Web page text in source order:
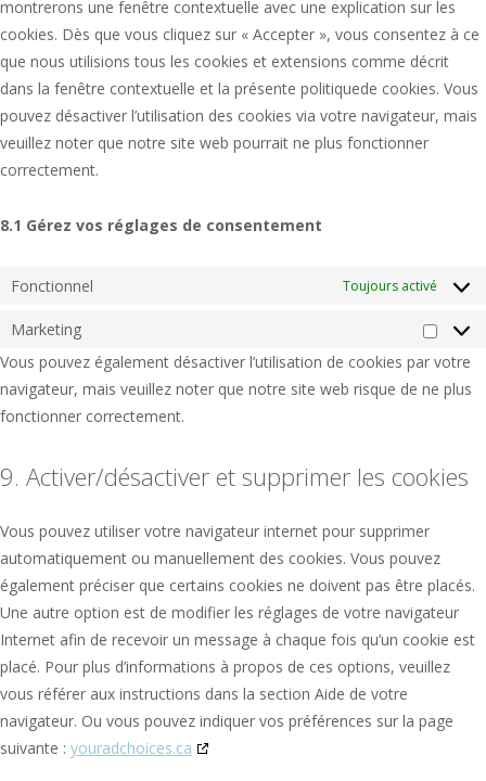
montrerons une fenêtre contextuelle avec une explication sur les
cookies. Dès que vous cliquez sur « Accepter », vous consentez à ce
que nous utilisions tous les cookies et extensions comme décrit
dans la fenêtre contextuelle et la présente politiquede cookies. Vous
pouvez désactiver l’utilisation des cookies via votre navigateur, mais
veuillez noter que notre site web pourrait ne plus fonctionner
correctement.
8.1 Gérez vos réglages de consentement
Fonctionnel Toujours activé
Marketing
Vous pouvez également désactiver l’utilisation de cookies par votre
navigateur, mais veuillez noter que notre site web risque de ne plus
fonctionner correctement.
9. Activer/désactiver et supprimer les cookies
Vous pouvez utiliser votre navigateur internet pour supprimer
automatiquement ou manuellement des cookies. Vous pouvez
également préciser que certains cookies ne doivent pas être placés.
Une autre option est de modifier les réglages de votre navigateur
Internet afin de recevoir un message à chaque fois qu’un cookie est
placé. Pour plus d’informations à propos de ces options, veuillez
vous référer aux instructions dans la section Aide de votre
navigateur. Ou vous pouvez indiquer vos préférences sur la page
suivante : youradchoices.ca